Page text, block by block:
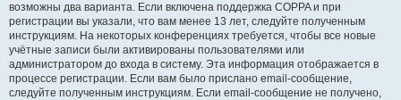
возможны два варианта. Если включена поддержка COPPA и при
регистрации вы указали, что вам менее 13 лет, следуйте полученным
инструкциям. На некоторых конференциях требуется, чтобы все новые
учётные записи были активированы пользователями или
администратором до входа в систему. Эта информация отображается в
процессе регистрации. Если вам было прислано email-сообщение,
следуйте полученным инструкциям. Если email-сообщение не получено,